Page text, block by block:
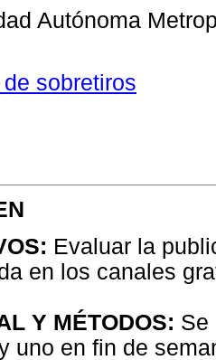
Autónoma
sobretiros
Evaluar la
en los canales
Y MÉTODOS: Se
uno en fin de